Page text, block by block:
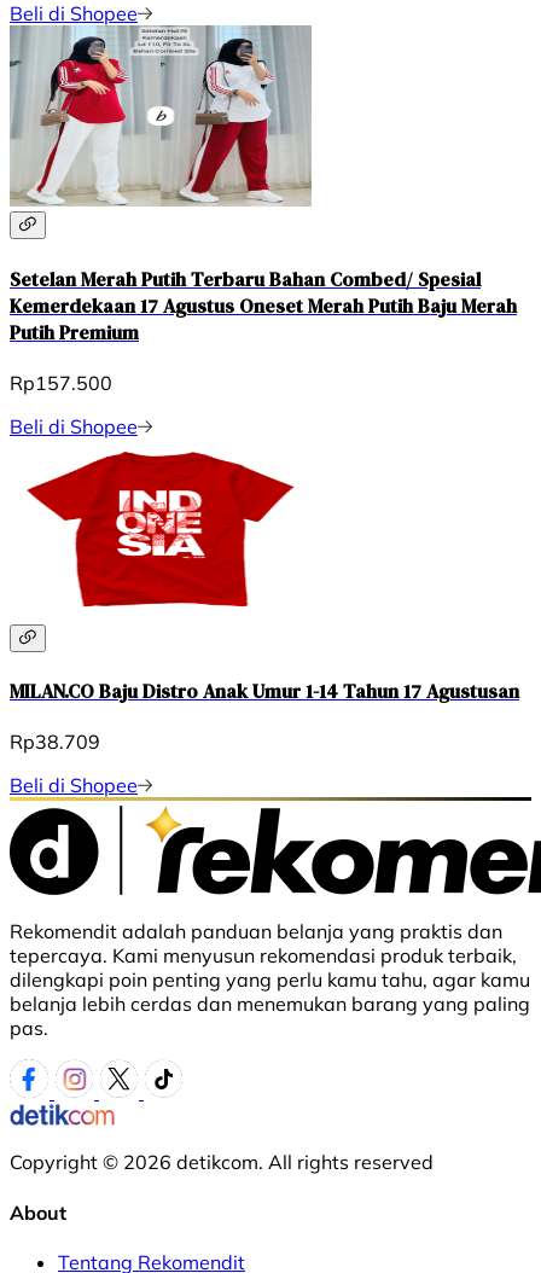
Beli di Shopee
Setelan Merah Putih Terbaru Bahan Combed/ Spesial
Kemerdekaan 17 Agustus Oneset Merah Putih Baju Merah
Putih Premium
Rp157.500
Beli di Shopee
MILAN.CO Baju Distro Anak Umur 1-14 Tahun 17 Agustusan
Rp38.709
Beli di Shopee
Rekomendit adalah panduan belanja yang praktis dan
tepercaya. Kami menyusun rekomendasi produk terbaik,
dilengkapi poin penting yang perlu kamu tahu, agar kamu
belanja lebih cerdas dan menemukan barang yang paling
pas.
Copyright © 2026 detikcom. All rights reserved
About
Tentang Rekomendit